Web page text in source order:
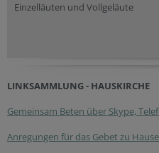
Einzelläuten und Vollgeläute
LINKSAMMLUNG - HAUSKIRCHE
Gemeinsam Beten über Skype,
Anregungen für das Gebet zu Hause